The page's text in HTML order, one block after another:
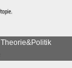
Theorie&Politik